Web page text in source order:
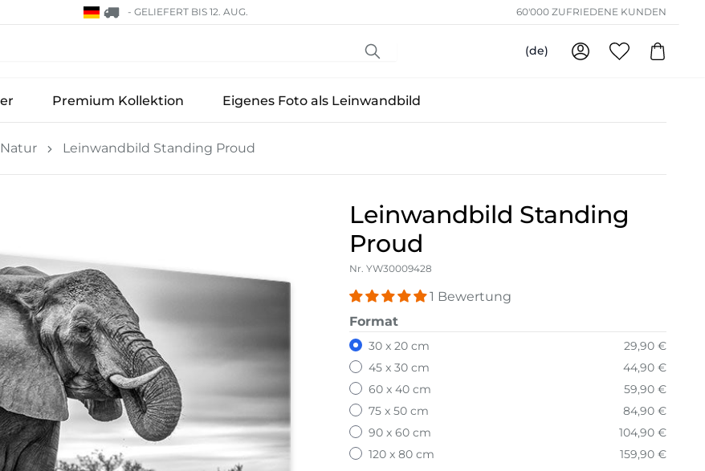
- GELIEFERT BIS 12. AUG. 60'000 ZUFRIEDENE KUNDEN
(de)
Premium Kollektion Eigenes Foto als Leinwandbild
Natur Leinwandbild Standing Proud
Leinwandbild Standing
Proud
Nr. YW30009428
1 Bewertung
Format
30 x 20 cm
29,90 €
45 x 30 cm
44,90 €
60 x 40 cm
59,90 €
75 x 50 cm
84,90 €
90 x 60 cm
104,90 €
120 x 80 cm
159,90 €